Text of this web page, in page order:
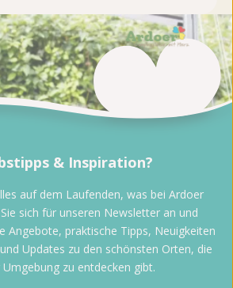
& Inspiration?
auf dem Laufenden, was bei Ardoer
sich für unseren Newsletter an und
Angebote, praktische Tipps, Neuigkeiten
Updates zu den schönsten Orten, die
Umgebung zu entdecken gibt.